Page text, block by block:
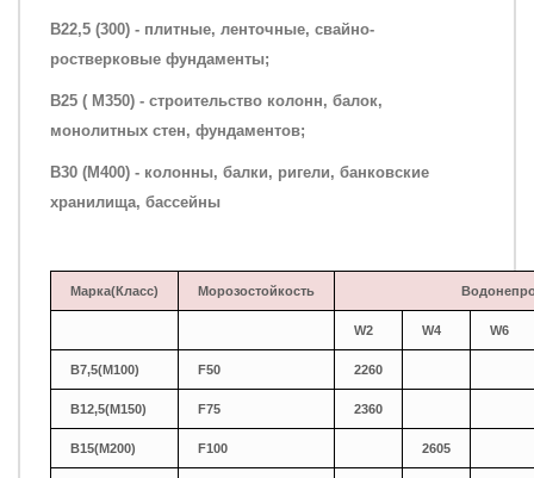
B22,5 (300) - плитные, ленточные, свайно-
ростверковые фундаменты;
B25 ( M350) - строительство колонн, балок,
монолитных стен, фундаментов;
B30 (M400) - колонны, балки, ригели, банковские
хранилища, бассейны
Марка(Класс) Морозостойкость
W2 W4 W6
B7,5(М100) F50 2260
В12,5(М150) F75 2360
В15(М200) F100 2605